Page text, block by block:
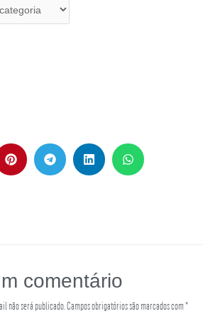
comentário
não será publicado. Campos obrigatórios são marcados com*